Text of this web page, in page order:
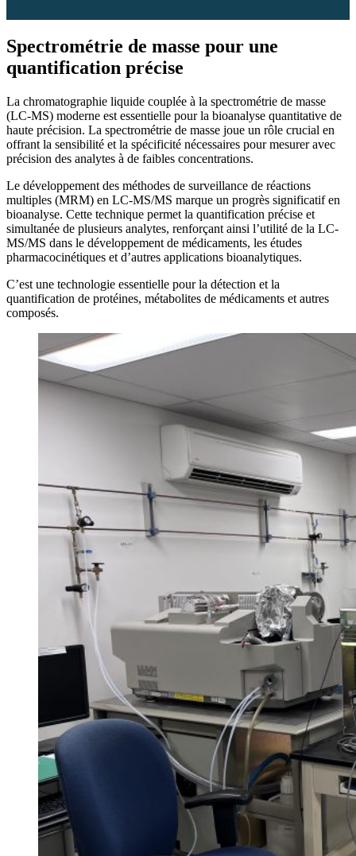
Spectrométrie de masse pour une
quantification précise
La chromatographie liquide couplée à la spectrométrie de masse
(LC-MS) moderne est essentielle pour la bioanalyse quantitative de
haute précision. La spectrométrie de masse joue un rôle crucial en
offrant la sensibilité et la spécificité nécessaires pour mesurer avec
précision des analytes à de faibles concentrations.
Le développement des méthodes de surveillance de réactions
multiples (MRM) en LC-MS/MS marque un progrès significatif en
bioanalyse. Cette technique permet la quantification précise et
simultanée de plusieurs analytes, renforçant ainsi l’utilité de la LC-
MS/MS dans le développement de médicaments, les études
pharmacocinétiques et d’autres applications bioanalytiques.
C’est une technologie essentielle pour la détection et la
quantification de protéines, métabolites de médicaments et autres
composés.